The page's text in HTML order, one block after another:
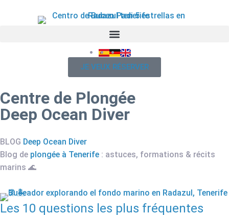
JE VEUX RÉSERVER
Centre de Plongée
Deep Ocean Diver
BLOG Deep Ocean Diver
Blog de plongée à Tenerife : astuces, formations & récits
marins 🌊
Les 10 questions les plus fréquentes